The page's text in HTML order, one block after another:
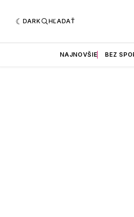
DARK HĽADAŤ
NAJNOVŠIE BEZ